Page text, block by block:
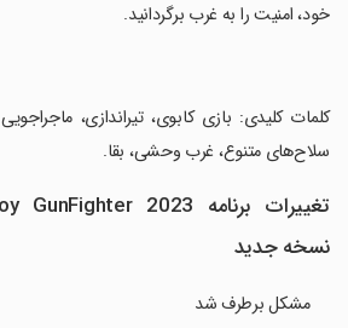
خود، امنیت را به غرب برگردانید.
سلاح‌های متنوع، غرب وحشی، بقا.
نسخه جدید
مشکل برطرف شد